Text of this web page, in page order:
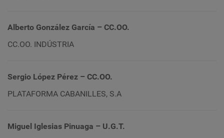
Alberto González García – CC.OO.
CC.OO. INDÚSTRIA
Sergio López Pérez – CC.OO.
PLATAFORMA CABANILLES, S.A
Miguel Iglesias Pinuaga – U.G.T.